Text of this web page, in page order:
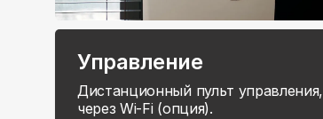
Управление
Дистанционный пульт управления,
через Wi-Fi (опция).